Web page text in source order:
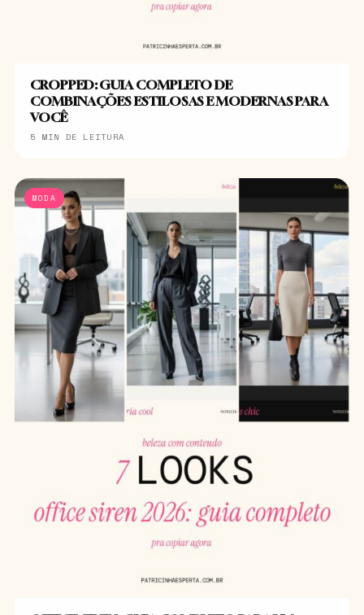
CROPPED: GUIA COMPLETO DE
COMBINAÇÕES ESTILOSAS E MODERNAS PARA
VOCÊ
5 MIN DE LEITURA
MODA